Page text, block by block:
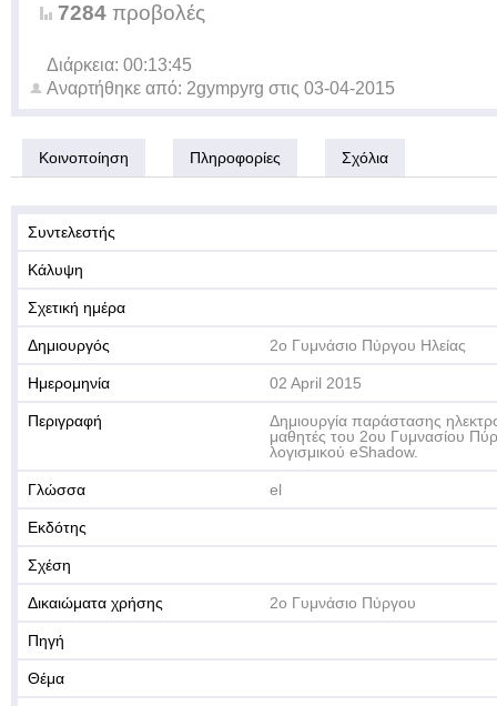
7284 προβολές
Διάρκεια: 00:13:45
Αναρτήθηκε από: 2gympyrg στις 03-04-2015
Κοινοποίηση Πληροφορίες Σχόλια
Συντελεστής
Κάλυψη
Σχετική ημέρα
Δημιουργός 2ο Γυμνάσιο Πύργου Ηλείας
Ημερομηνία 02 April 2015
Περιγραφή
Δημιουργία παράστασης
μαθητές του 2ου Γυμνασίου
λογισμικού eShadow.
Γλώσσα el
Εκδότης
Σχέση
Δικαιώματα χρήσης 2ο Γυμνάσιο Πύργου
Πηγή
Θέμα